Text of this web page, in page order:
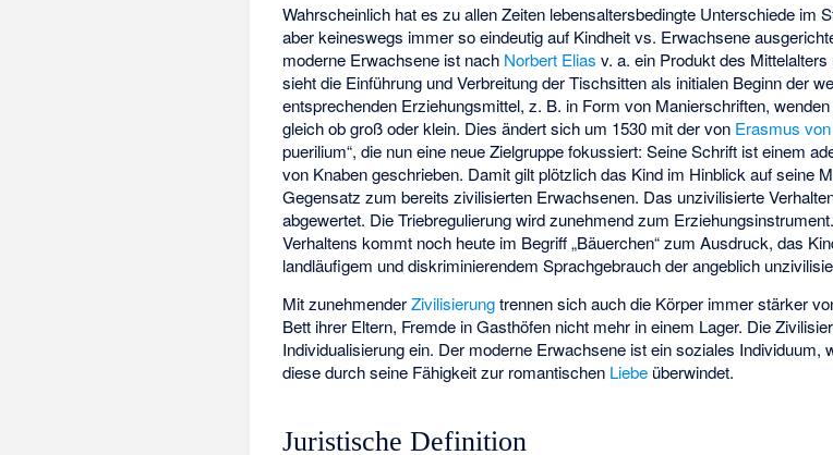
Wahrscheinlich hat es zu allen Zeiten lebensaltersbedingte Unterschiede im
aber keineswegs immer so eindeutig auf Kindheit vs. Erwachsene
moderne Erwachsene ist nach Norbert Elias v. a. ein Produkt des
sieht die Einführung und Verbreitung der Tischsitten als initialen Beginn der
entsprechenden Erziehungsmittel, z. B. in Form von Manierschriften,
gleich ob groß oder klein. Dies ändert sich um 1530 mit der von Erasmus
puerilium“, die nun eine neue Zielgruppe fokussiert: Seine Schrift ist einem
von Knaben geschrieben. Damit gilt plötzlich das Kind im Hinblick auf seine
Gegensatz zum bereits zivilisierten Erwachsenen. Das unzivilisierte
abgewertet. Die Triebregulierung wird zunehmend zum
Verhaltens kommt noch heute im Begriff „Bäuerchen“ zum Ausdruck, das
landläufigem und diskriminierendem Sprachgebrauch der angeblich
Mit zunehmenderZivilisierungtrennen sich auch die Körper immer stärker
Bett ihrer Eltern, Fremde in Gasthöfen nicht mehr in einem Lager. Die
Individualisierung ein. Der moderne Erwachsene ist ein soziales
diese durch seine Fähigkeit zur romantischen Liebe überwindet.
Juristische Definition